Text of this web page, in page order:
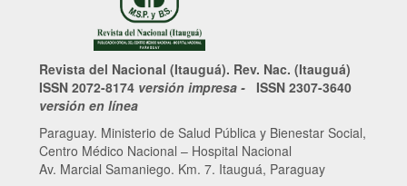
Revista del Nacional (Itauguá). Rev. Nac. (Itauguá)
ISSN 2072-8174 versión impresa - ISSN 2307-3640
versión en línea
Paraguay. Ministerio de Salud Pública y Bienestar Social,
Centro Médico Nacional – Hospital Nacional
Av. Marcial Samaniego. Km. 7. Itauguá, Paraguay